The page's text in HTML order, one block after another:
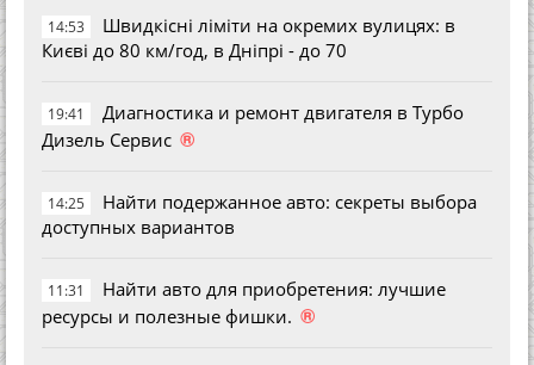
14:53
Швидкісні ліміти на окремих вулицях: в
Києві до 80 км/год, в Дніпрі - до 70
19:41
Диагностика и ремонт двигателя в Турбо
Дизель Сервис ®
14:25
Найти подержанное авто: секреты выбора
доступных вариантов
11:31
Найти авто для приобретения: лучшие
ресурсы и полезные фишки. ®